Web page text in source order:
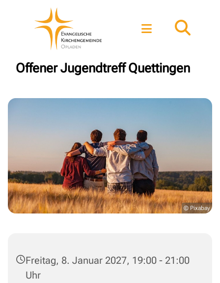
Offener Jugendtreff Quettingen
© Pixabay
Freitag, 8. Januar 2027, 19:00 - 21:00
Uhr